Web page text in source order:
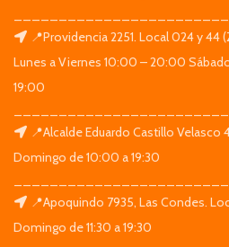
📍Providencia 2251. Local 024 y 44
Lunes a Viernes 10:00 – 20:00
19:00
📍Alcalde Eduardo Castillo Velasco
Domingo de 10:00 a 19:30
📍Apoquindo 7935, Las Condes.
Domingo de 11:30 a 19:30